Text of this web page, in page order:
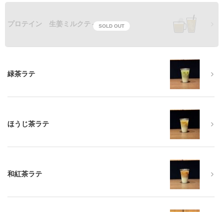
SOLD OUT
プロテイン 生姜ミルクティ
緑茶ラテ
ほうじ茶ラテ
和紅茶ラテ